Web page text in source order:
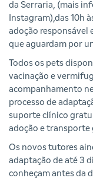
da Serraria, (mais
Instagram),das 10h
adoção responsável
que aguardam por
Todos os pets
vacinação e
acompanhamento
processo de
suporte clínico
adoção e transporte
Os novos tutores
adaptação de até 3
conheçam antes da